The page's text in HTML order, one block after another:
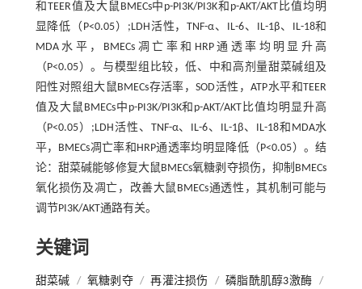
和TEER值及大鼠BMECs中p-PI3K/PI3K和p-AKT/AKT比值均明
显降低（P<0.05）;LDH活性，TNF-α、IL-6、IL-1β、IL-18和
MDA水平，BMECs凋亡率和HRP通透率均明显升高
（P<0.05）。与模型组比较，低、中和高剂量甜菜碱组及
阳性对照组大鼠BMECs存活率，SOD活性，ATP水平和TEER
值及大鼠BMECs中p-PI3K/PI3K和p-AKT/AKT比值均明显升高
（P<0.05）;LDH活性、TNF-α、IL-6、IL-1β、IL-18和MDA水
平，BMECs凋亡率和HRP通透率均明显降低（P<0.05）。结
论：甜菜碱能够修复大鼠BMECs氧糖剥夺损伤，抑制BMECs
氧化损伤及凋亡，改善大鼠BMECs通透性，其机制可能与
调节PI3K/AKT通路有关。
关键词
甜菜碱 / 氧糖剥夺 / 再灌注损伤 / 磷脂酰肌醇3激酶 /